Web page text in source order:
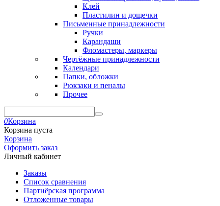
Клей
Пластилин и дощечки
Письменные принадлежности
Ручки
Карандаши
Фломастеры, маркеры
Чертёжные принадлежности
Календари
Папки, обложки
Рюкзаки и пеналы
Прочее
0Корзина
Корзина пуста
Корзина
Оформить заказ
Личный кабинет
Заказы
Список сравнения
Партнёрская программа
Отложенные товары